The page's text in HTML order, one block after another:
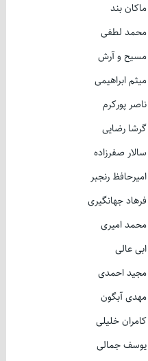
ماکان بند
محمد لطفی
مسیح و آرش
میثم ابراهیمی
ناصر پورکرم
گرشا رضایی
سالار صفرزاده
امیرحافظ رنجبر
فرهاد جهانگیری
محمد امیری
ابی عالی
مجید احمدی
مهدی آبگون
کامران خلیلی
یوسف جمالی